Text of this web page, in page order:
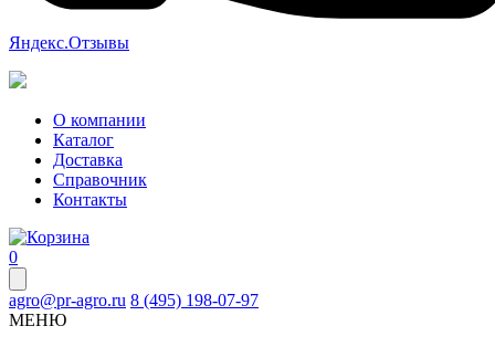
Яндекс.Отзывы
О компании
Каталог
Доставка
Справочник
Контакты
0
agro@pr-agro.ru 8 (495) 198-07-97
МЕНЮ